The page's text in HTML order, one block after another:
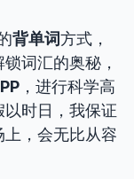
背单词方式，
词汇的奥秘，
，进行科学高
时日，我保证
，会无比从容